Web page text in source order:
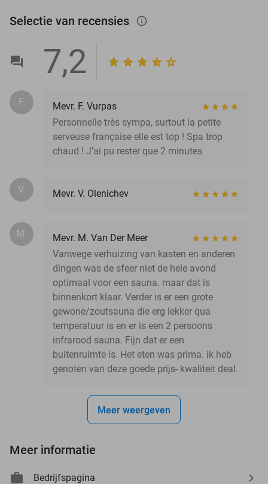
Selectie van recensies info_outlined
7,2
F.
Mevr. F. Vurpas
Personnelle très sympa, surtout la petite
serveuse française elle est top ! Spa trop
chaud ! J’ai pu rester que 2 minutes
V. Mevr. V. Olenichev
M.
Mevr. M. Van Der Meer
Vanwege verhuizing van kasten en anderen
dingen was de sfeer niet de hele avond
optimaal voor een sauna. maar dat is
binnenkort klaar. Verder is er een grote
gewone/zoutsauna die erg lekker qua
temperatuur is en er is een 2 persoons
infrarood sauna. Fijn dat er een
buitenruimte is. Het eten was prima. ik heb
genoten van deze goede prijs- kwaliteit deal.
Meer weergeven
Meer informatie
Bedrijfspagina